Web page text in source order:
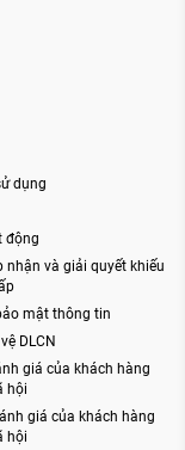
dụng
động
nhận và giải quyết khiếu
mật thông tin
DLCN
giá của khách hàng
hội
giá của khách hàng
hội